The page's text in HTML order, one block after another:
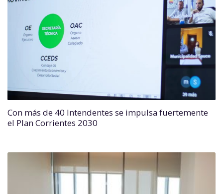
Con más de 40 Intendentes se impulsa fuertemente
el Plan Corrientes 2030